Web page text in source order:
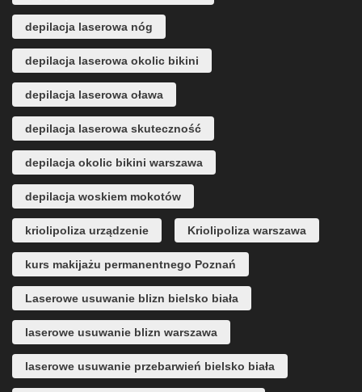
depilacja laserowa nóg
depilacja laserowa okolic bikini
depilacja laserowa oława
depilacja laserowa skuteczność
depilacja okolic bikini warszawa
depilacja woskiem mokotów
kriolipoliza urządzenie Kriolipoliza warszawa
kurs makijażu permanentnego Poznań
Laserowe usuwanie blizn bielsko biała
laserowe usuwanie blizn warszawa
laserowe usuwanie przebarwień bielsko biała